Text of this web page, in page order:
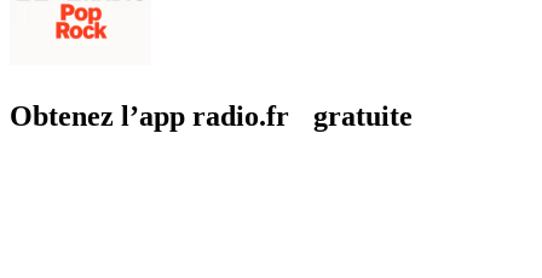
Obtenez l’app radio.fr gratuite